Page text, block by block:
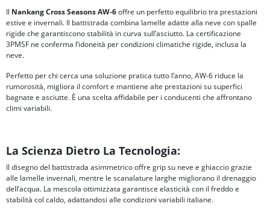
Il Nankang Cross Seasons AW-6offre un perfetto equilibrio tra prestazioni
estive e invernali. Il battistrada combina lamelle adatte alla neve con spalle
rigide che garantiscono stabilità in curva sull’asciutto. La certificazione
3PMSF ne conferma l’idoneità per condizioni climatiche rigide, inclusa la
neve.
Perfetto per chi cerca una soluzione pratica tutto l’anno, AW-6 riduce la
rumorosità, migliora il comfort e mantiene alte prestazioni su superfici
bagnate e asciutte. È una scelta affidabile per i conducenti che affrontano
climi variabili.
La Scienza Dietro La Tecnologia:
Il disegno del battistrada asimmetrico offre grip su neve e ghiaccio grazie
alle lamelle invernali, mentre le scanalature larghe migliorano il drenaggio
dell’acqua. La mescola ottimizzata garantisce elasticità con il freddo e
stabilità col caldo, adattandosi alle condizioni variabili italiane.